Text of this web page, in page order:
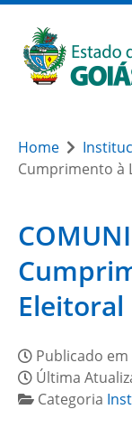
Home
Cumprimento à
Eleitoral
Publicado em
Última
Categoria